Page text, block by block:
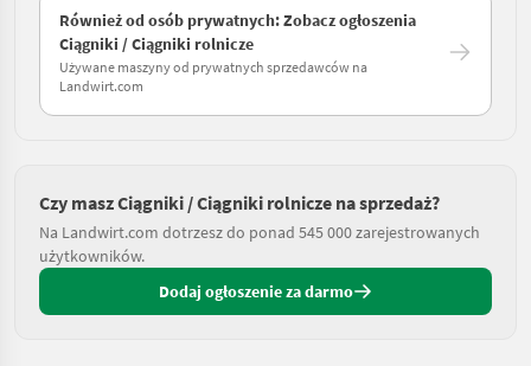
Również od osób prywatnych: Zobacz ogłoszenia
Ciągniki / Ciągniki rolnicze
Używane maszyny od prywatnych sprzedawców na
Landwirt.com
Czy masz Ciągniki / Ciągniki rolnicze na sprzedaż?
Na Landwirt.com dotrzesz do ponad 545 000 zarejestrowanych
użytkowników.
Dodaj ogłoszenie za darmo